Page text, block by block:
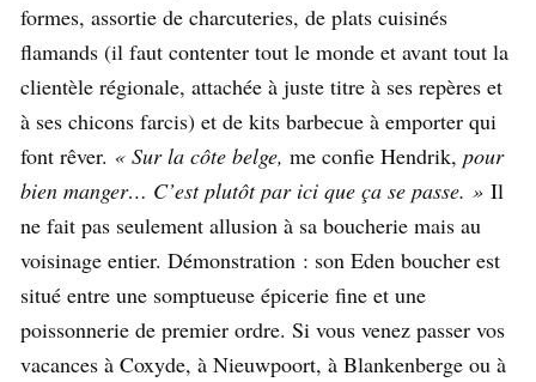
formes, assortie de charcuteries, de plats cuisinés
flamands (il faut contenter tout le monde et avant tout la
clientèle régionale, attachée à juste titre à ses repères et
à ses chicons farcis) et de kits barbecue à emporter qui
font rêver. « Sur la côte belge, me confie Hendrik, pour
bien manger… C’est plutôt par ici que ça se passe. » Il
ne fait pas seulement allusion à sa boucherie mais au
voisinage entier. Démonstration : son Eden boucher est
situé entre une somptueuse épicerie fine et une
poissonnerie de premier ordre. Si vous venez passer vos
vacances à Coxyde, à Nieuwpoort, à Blankenberge ou à